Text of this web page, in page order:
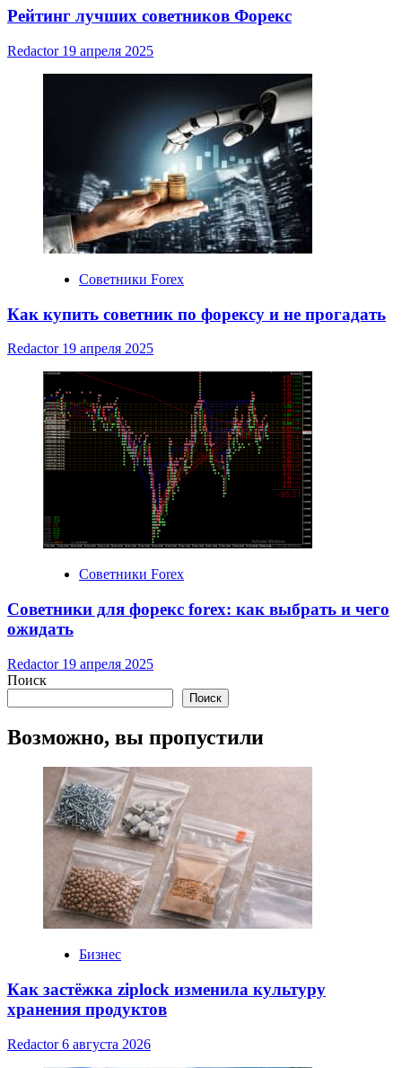
Рейтинг лучших советников Форекс
Redactor 19 апреля 2025
Советники Forex
Как купить советник по форексу и не прогадать
Redactor 19 апреля 2025
Советники Forex
Советники для форекс forex: как выбрать и чего
ожидать
Redactor 19 апреля 2025
Поиск
Поиск
Возможно, вы пропустили
Бизнес
Как застёжка ziplock изменила культуру
хранения продуктов
Redactor6 августа 2026